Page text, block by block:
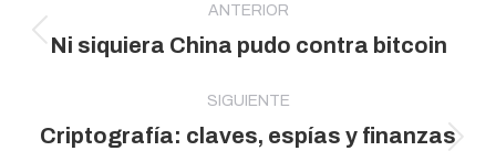
entre
publicaciones
ANTERIOR
Publicación
Ni siquiera China pudo contra bitcoin
SIGUIENTE
Publicación
Criptografía: claves, espías y finanzas